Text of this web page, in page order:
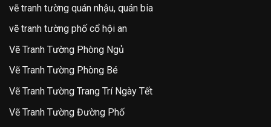
vẽ tranh tường quán nhậu, quán bia
vẽ tranh tường phố cổ hội an
Vẽ Tranh Tường Phòng Ngủ
Vẽ Tranh Tường Phòng Bé
Vẽ Tranh Tường Trang Trí Ngày Tết
Vẽ Tranh Tường Đường Phố